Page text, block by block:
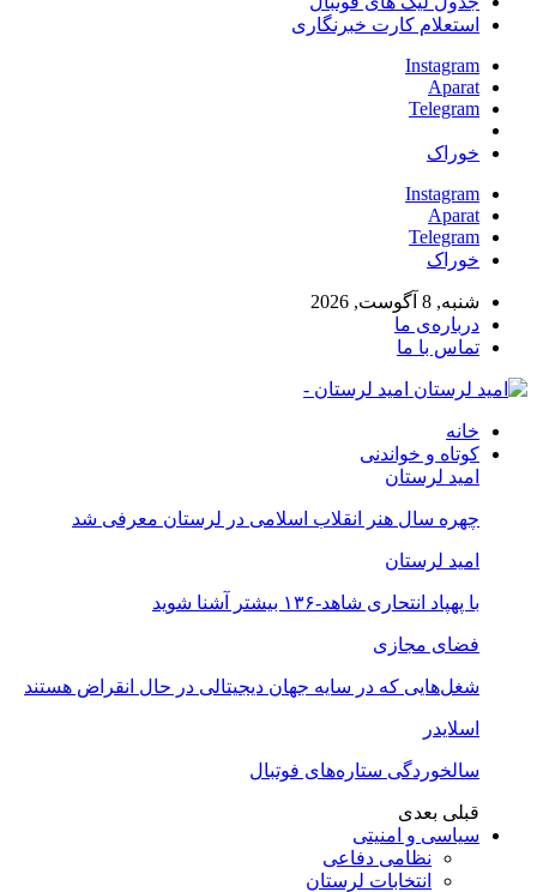
استعلام کارت خبرنگاری
Instagram
Aparat
Telegram
خوراک
Instagram
Aparat
Telegram
خوراک
شنبه, 8 آگوست, 2026
درباره‌ی ما
تماس با ما
امید لرستان -
خانه
کوتاه و خواندنی
امید لرستان
چهره سال هنر انقلاب اسلامی در لرستان معرفی شد
امید لرستان
با پهپاد انتحاری شاهد-۱۳۶ بیشتر آشنا شوید
فضای مجازی
شغل‌‌هایی که در سایه جهان دیجیتالی در حال انقراض هستند
اسلایدر
سالخوردگی ستاره‌های فوتبال
قبلی بعدی
سیاسی و امنیتی
نظامی دفاعی
انتخابات لرستان